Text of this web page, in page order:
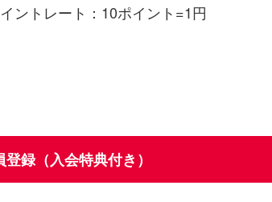
ントレート：10ポイント=1円
録（入会特典付き）